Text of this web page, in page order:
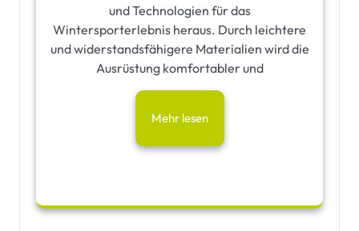
und Technologien für das
Wintersporterlebnis heraus. Durch leichtere
und widerstandsfähigere Materialien wird die
Ausrüstung komfortabler und
Mehr lesen